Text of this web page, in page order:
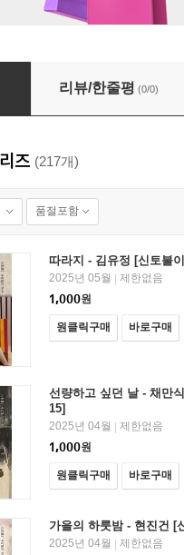
이 우리문학 152]
리뷰/한줄평 (0/0)
즈 (217개)
품절포함
따라지 - 김유정 [신토불
2025년 05월 | 제한없음
1,000원
원클릭구매 바로구매
선량하고 싶던 날 - 채만
15]
2025년 04월 | 제한없음
1,000원
원클릭구매 바로구매
가을의 하룻밤 - 현진건 [
2025년 04월 | 제한없음